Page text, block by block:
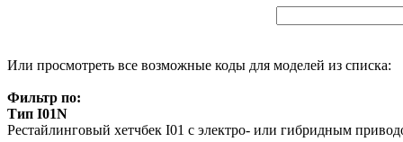
Или просмотреть все возможные коды для моделей из списка:
Фильтр по:
Тип I01N
Рестайлинговый хетчбек I01 с электро- или гибридным